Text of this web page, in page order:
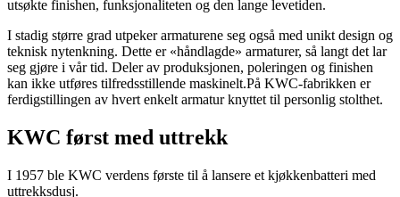
utsøkte finishen, funksjonaliteten og den lange levetiden.
I stadig større grad utpeker armaturene seg også med unikt design og
teknisk nytenkning. Dette er «håndlagde» armaturer, så langt det lar
seg gjøre i vår tid. Deler av produksjonen, poleringen og finishen
kan ikke utføres tilfredsstillende maskinelt.På KWC-fabrikken er
ferdigstillingen av hvert enkelt armatur knyttet til personlig stolthet.
KWC først med uttrekk
I 1957 ble KWC verdens første til å lansere et kjøkkenbatteri med
uttrekksdusj.